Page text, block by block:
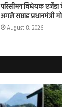
परिसीमन विधेयक
अगले सप्ताह प्रधानमंत्री
August 8, 2026